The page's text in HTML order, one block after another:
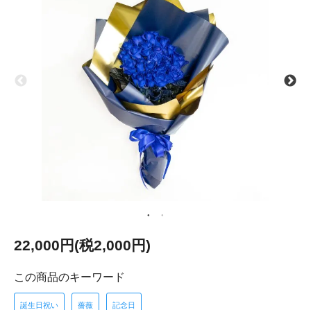
22,000円(税2,000円)
この商品のキーワード
誕生日祝い 薔薇 記念日